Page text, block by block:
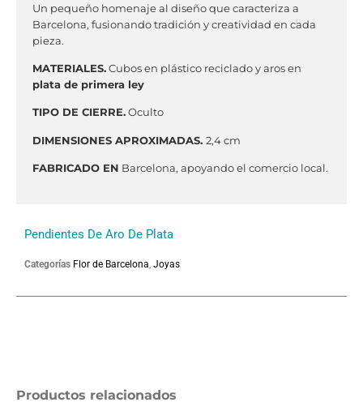
Productos relacionados
Un pequeño homenaje al diseño que caracteriza a
Barcelona, fusionando tradición y creatividad en cada
pieza.
MATERIALES.Cubos en plástico reciclado y aros en
plata de primera ley
TIPO DE CIERRE.Oculto
DIMENSIONES APROXIMADAS. 2,4 cm
FABRICADO EN Barcelona, apoyando el comercio local.
Pendientes De Aro De Plata
Categorías Flor de Barcelona Joyas